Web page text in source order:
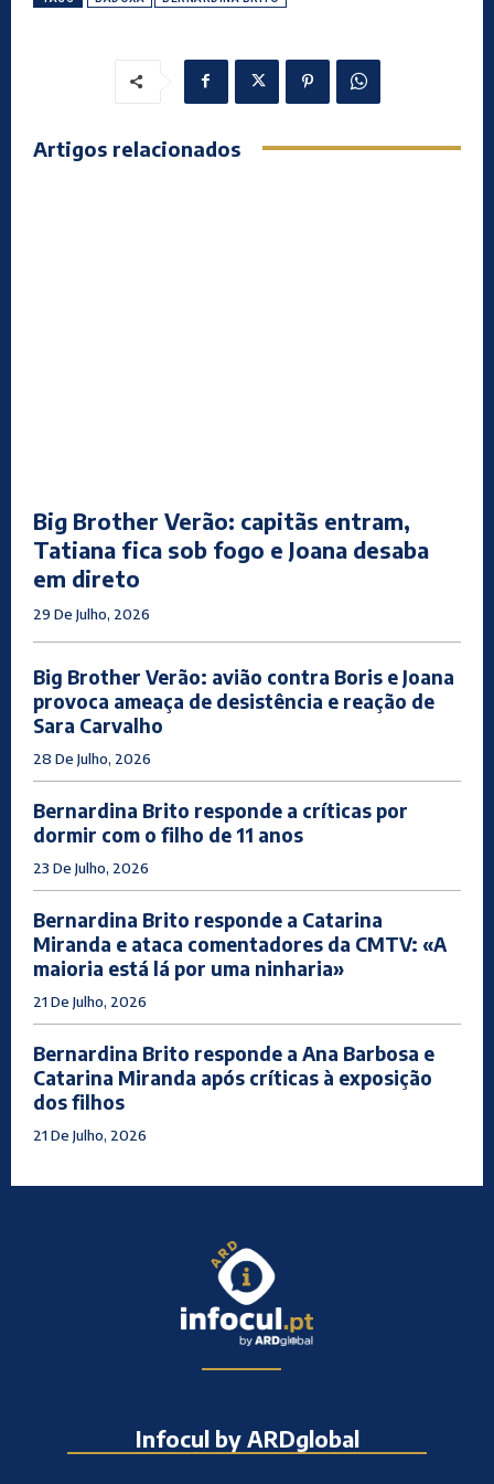
Artigos relacionados
Big Brother Verão: capitãs entram,
Tatiana fica sob fogo e Joana desaba
em direto
29 De Julho, 2026
Big Brother Verão: avião contra Boris e Joana
provoca ameaça de desistência e reação de
Sara Carvalho
28 De Julho, 2026
Bernardina Brito responde a críticas por
dormir com o filho de 11 anos
23 De Julho, 2026
Bernardina Brito responde a Catarina
Miranda e ataca comentadores da CMTV: «A
maioria está lá por uma ninharia»
21 De Julho, 2026
Bernardina Brito responde a Ana Barbosa e
Catarina Miranda após críticas à exposição
dos filhos
21 De Julho, 2026
Infocul by ARDglobal